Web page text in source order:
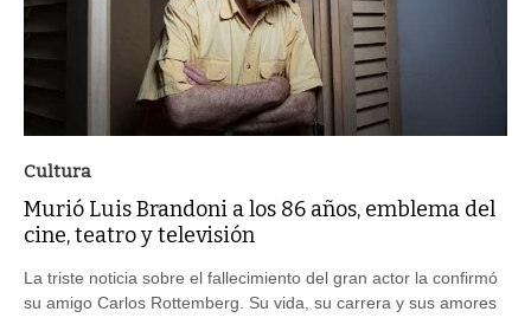
Cultura
Murió Luis Brandoni a los 86 años, emblema del
cine, teatro y televisión
La triste noticia sobre el fallecimiento del gran actor la confirmó
su amigo Carlos Rottemberg. Su vida, su carrera y sus amores